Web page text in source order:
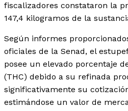
fiscalizadores constataron la
147,4 kilogramos de la
Según informes
oficiales de la Senad, el
posee un elevado porcentaje
(THC) debido a su refinada
significativamente su
estimándose un valor de